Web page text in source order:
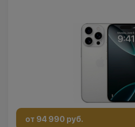
от 94 990 руб.